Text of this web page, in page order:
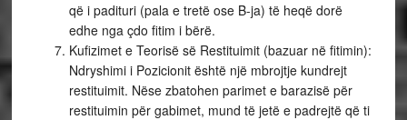
që i padituri (pala e tretë ose B-ja) të heqë dorë
edhe nga çdo fitim i bërë.
Kufizimet e Teorisë së Restituimit (bazuar në fitimin):
Ndryshimi i Pozicionit është një mbrojtje kundrejt
restituimit. Nëse zbatohen parimet e barazisë për
restituimin për gabimet, mund të jetë e padrejtë që ti